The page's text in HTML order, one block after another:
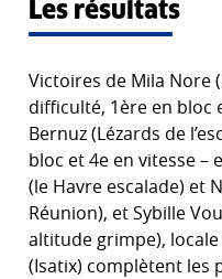
Les résultats
Victoires de Mila Nore
difficulté, 1ère en bloc
Bernuz (Lézards de
bloc et 4e en vitesse –
(le Havre escalade) et
Réunion), et Sybille
altitude grimpe), locale
(Isatix) complètent les